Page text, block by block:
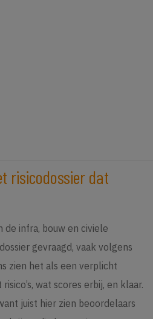
risicodossier dat
de infra, bouw en civiele
gevraagd, vaak volgens
zien het als een verplicht
wat scores erbij, en klaar.
juist hier zien beoordelaars